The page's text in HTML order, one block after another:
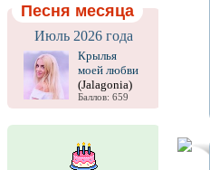
Песня месяца
Июль 2026 года
Крылья
моей любви
(Jalagonia)
Баллов: 659